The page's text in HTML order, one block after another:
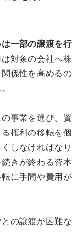
一部の譲渡を行
対象の会社へ株
係性を高めるの
事業を選び、資
権利の移転を個
しなければなり
きが終わる資本
に手間や費用が
の譲渡が困難な